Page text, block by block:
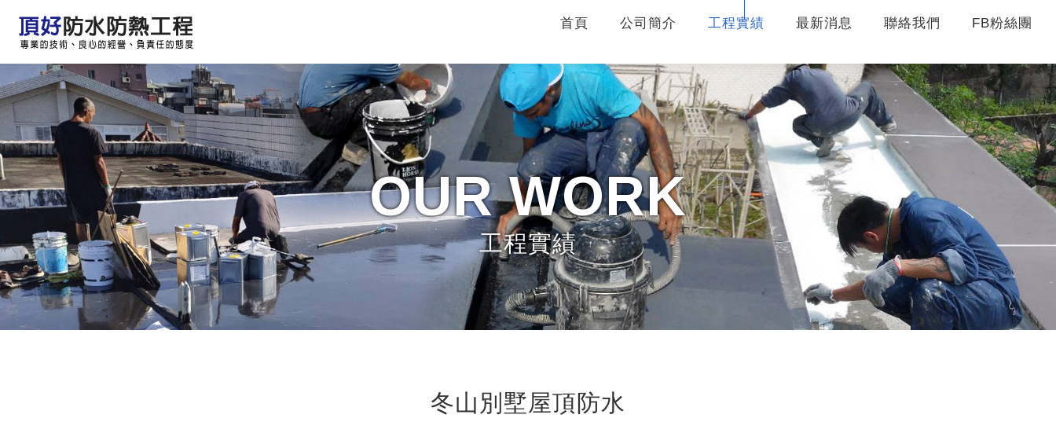
首頁 公司簡介 工程實績 最新消息 聯絡我們 FB粉絲團
OURWORK
工程實績
冬山別墅屋頂防水